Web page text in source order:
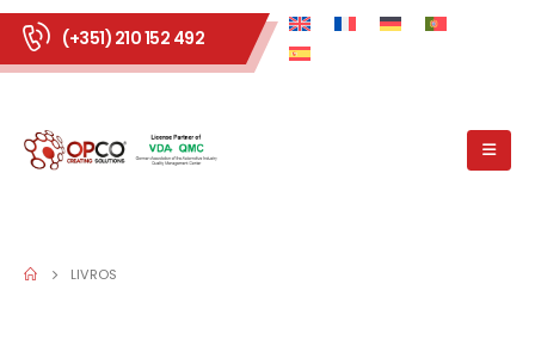
(+351) 210 152 492
LIVROS